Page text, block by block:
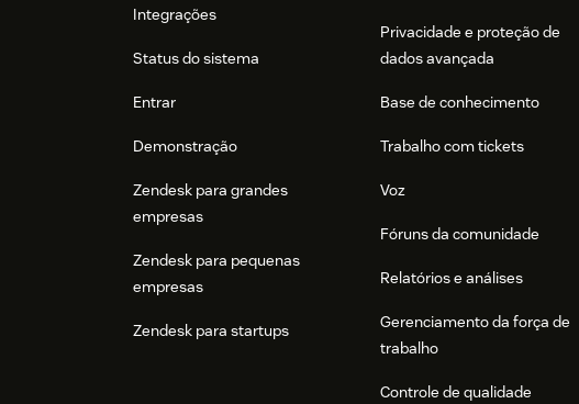
Integrações
Status do sistema
Entrar
Demonstração
Zendesk para grandes
empresas
Zendesk para pequenas
empresas
Zendesk para startups
Privacidade e proteção de
dados avançada
Base de conhecimento
Trabalho com tickets
Voz
Fóruns da comunidade
Relatórios e análises
Gerenciamento da força de
trabalho
Controle de qualidade